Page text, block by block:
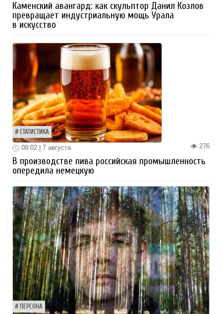
Каменский авангард: как скульптор Данил Козлов
превращает индустриальную мощь Урала
в искусство
СТАТИСТИКА
276
08:02 | 7 августа
В производстве пива российская промышленность
опередила немецкую
ПЕРСОНА